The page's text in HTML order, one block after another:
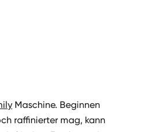
Maschine. Beginnen
raffinierter mag, kann